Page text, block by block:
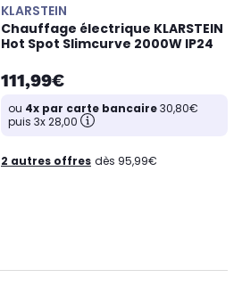
KLARSTEIN
Chauffage électrique KLARSTEIN
Hot Spot Slimcurve 2000W IP24
111,99€
ou 4x par carte bancaire30,80€
puis 3x 28,00
2 autres offres dès 95,99€